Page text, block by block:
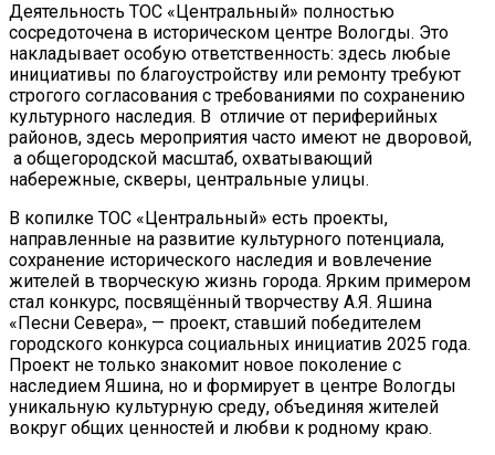
Деятельность ТОС «Центральный» полностью
сосредоточена в историческом центре Вологды. Это
накладывает особую ответственность: здесь любые
инициативы по благоустройству или ремонту требуют
строгого согласования с требованиями по сохранению
культурного наследия. В отличие от периферийных
районов, здесь мероприятия часто имеют не дворовой,
а общегородской масштаб, охватывающий
набережные, скверы, центральные улицы.
В копилке ТОС «Центральный» есть проекты,
направленные на развитие культурного потенциала,
сохранение исторического наследия и вовлечение
жителей в творческую жизнь города. Ярким примером
стал конкурс, посвящённый творчеству А.Я. Яшина
«Песни Севера», — проект, ставший победителем
городского конкурса социальных инициатив 2025 года.
Проект не только знакомит новое поколение с
наследием Яшина, но и формирует в центре Вологды
уникальную культурную среду, объединяя жителей
вокруг общих ценностей и любви к родному краю.